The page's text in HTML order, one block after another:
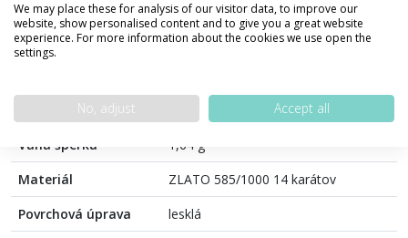
Váha šperku
1,64 g
Materiál
ZLATO 585/1000 14 karátov
Povrchová úprava
lesklá
We may place these for analysis of our visitor data, to improve our
website, show personalised content and to give you a great website
experience. For more information about the cookies we use open the
settings.
No, adjust Accept all